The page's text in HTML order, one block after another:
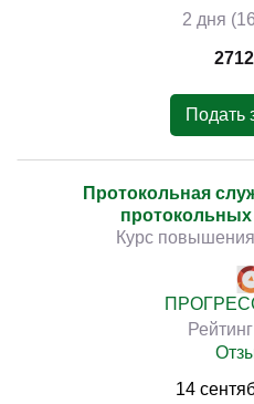
2 дня
Подать
Протокольная
Курс
Рейтинг
14